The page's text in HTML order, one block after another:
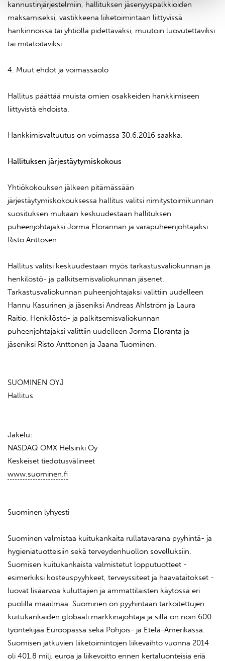
kannustinjärjestelmiin, hallituksen jäsenyyspalkkioiden
maksamiseksi, vastikkeena liiketoimintaan liittyvissä
hankinnoissa tai yhtiöllä pidettäväksi, muutoin luovutettaviksi
tai mitätöitäviksi.
4. Muut ehdot ja voimassaolo
Hallitus päättää muista omien osakkeiden hankkimiseen
liittyvistä ehdoista.
Hankkimisvaltuutus on voimassa 30.6.2016 saakka.
Hallituksen järjestäytymiskokous
Yhtiökokouksen jälkeen pitämässään
järjestäytymiskokouksessa hallitus valitsi nimitystoimikunnan
suosituksen mukaan keskuudestaan hallituksen
puheenjohtajaksi Jorma Elorannan ja varapuheenjohtajaksi
Risto Anttosen.
Hallitus valitsi keskuudestaan myös tarkastusvaliokunnan ja
henkilöstö- ja palkitsemisvaliokunnan jäsenet.
Tarkastusvaliokunnan puheenjohtajaksi valittiin uudelleen
Hannu Kasurinen ja jäseniksi Andreas Ahlström ja Laura
Raitio. Henkilöstö- ja palkitsemisvaliokunnan
puheenjohtajaksi valittiin uudelleen Jorma Eloranta ja
jäseniksi Risto Anttonen ja Jaana Tuominen.
SUOMINEN OYJ
Hallitus
Jakelu:
NASDAQ OMX Helsinki Oy
Keskeiset tiedotusvälineet
www.suominen.fi
Suominen lyhyesti
Suominen valmistaa kuitukankaita rullatavarana pyyhintä- ja
hygieniatuotteisiin sekä terveydenhuollon sovelluksiin.
Suomisen kuitukankaista valmistetut lopputuotteet -
esimerkiksi kosteuspyyhkeet, terveyssiteet ja haavataitokset -
luovat lisäarvoa kuluttajien ja ammattilaisten käytössä eri
puolilla maailmaa. Suominen on pyyhintään tarkoitettujen
kuitukankaiden globaali markkinajohtaja ja sillä on noin 600
työntekijää Euroopassa sekä Pohjois- ja Etelä-Amerikassa.
Suomisen jatkuvien liiketoimintojen liikevaihto vuonna 2014
oli 401,8 milj. euroa ja liikevoitto ennen kertaluonteisia eriä